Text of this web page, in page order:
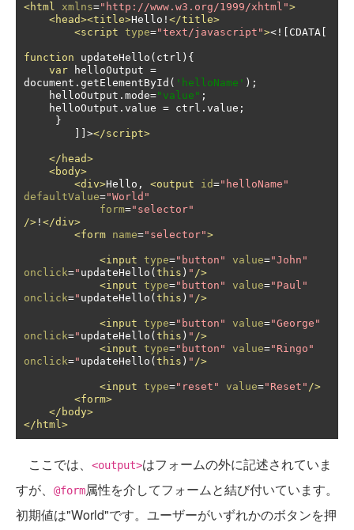
<html xmlns="http://www.w3.org/1999/xhtml">
<head><title>Hello! </title>
<script type="text/javascript"><![ CDATA
function updateHello ( ctrl ){
var helloOutput =
document . getElementById ( 'helloName' );
    helloOutput
. mode="value" ;
    helloOutput
. value = ctrl . value ;
}
]]></script>
</head>
<body>
<div>Hello, <output id="helloName"
defaultValue="World"
form="selector"
/> ! </div>
<form name="selector">
<input type="button" value="John"
onclick=" updateHello ( this ) " />
<input type="button" value="Paul"
onclick=" updateHello ( this ) " />
<input type="button" value="George"
onclick=" updateHello ( this ) " />
<input type="button" value="Ringo"
onclick=" updateHello ( this ) " />
<input type="reset" value="Reset" />
<form>
</body>
</html>
ここでは、 <output>はフォームの外に記述されていま
すが、
@form属性を介してフォームと結び付いています。
初期値は"World"です。ユーザーがいずれかのボタンを押